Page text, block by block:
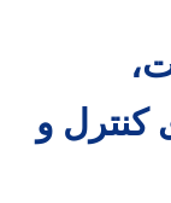
کنترل و